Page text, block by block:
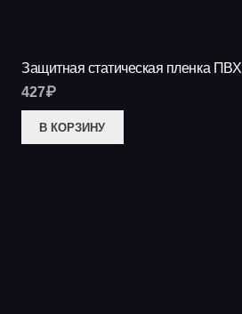
Защитная статическая пленка ПВХ
427₽
В КОРЗИНУ